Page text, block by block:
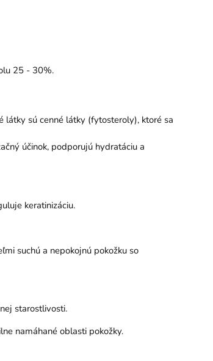
25 - 30%.
látky sú cenné látky (fytosteroly), ktoré sa
účinok, podporujú hydratáciu a
keratinizáciu.
suchú a nepokojnú pokožku so
starostlivosti.
namáhané oblasti pokožky.